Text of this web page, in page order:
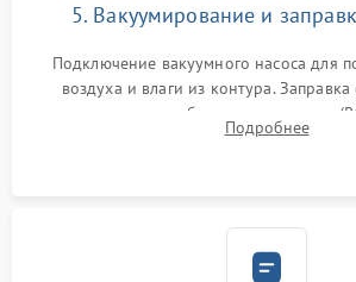
5. Вакуумирование и
Подключение вакуумного насоса для
воздуха и влаги из контура. Заправка
дозированным объемом хладагента
электронным весам. Контроль рабочего
Подробнее